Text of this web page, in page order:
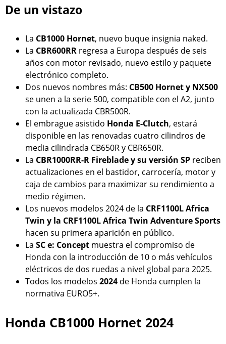
De un vistazo
La CB1000 Hornet, nuevo buque insignia naked.
La CBR600RR regresa a Europa después de seis
años con motor revisado, nuevo estilo y paquete
electrónico completo.
Dos nuevos nombres más: CB500 Hornet y NX500
se unen a la serie 500, compatible con el A2, junto
con la actualizada CBR500R.
El embrague asistido Honda E-Clutch, estará
disponible en las renovadas cuatro cilindros de
media cilindrada CB650R y CBR650R.
La CBR1000RR-R Fireblade y su versión SP reciben
actualizaciones en el bastidor, carrocería, motor y
caja de cambios para maximizar su rendimiento a
medio régimen.
Los nuevos modelos 2024 de la CRF1100L Africa
Twin y la CRF1100L Africa Twin Adventure Sports
hacen su primera aparición en público.
La SC e: Concept muestra el compromiso de
Honda con la introducción de 10 o más vehículos
eléctricos de dos ruedas a nivel global para 2025.
Todos los modelos 2024 de Honda cumplen la
normativa EURO5+.
Honda CB1000 Hornet 2024